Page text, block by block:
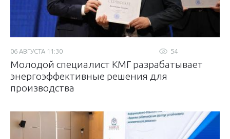
54
06 АВГУСТА 11:30
Молодой специалист КМГ разрабатывает
энергоэффективные решения для
производства